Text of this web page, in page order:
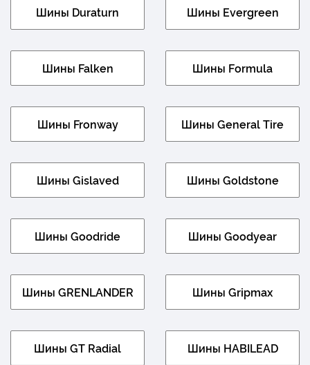
Шины Duraturn Шины Evergreen
Шины Falken Шины Formula
Шины Fronway Шины General Tire
Шины Gislaved Шины Goldstone
Шины Goodride Шины Goodyear
Шины GRENLANDER Шины Gripmax
Шины GT Radial Шины HABILEAD